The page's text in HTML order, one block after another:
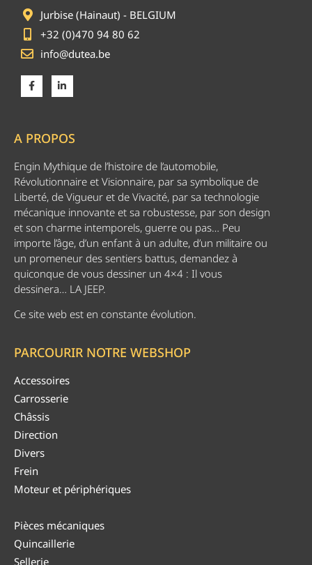
Jurbise (Hainaut) - BELGIUM
+32 (0)470 94 80 62
info@dutea.be
A PROPOS
Engin Mythique de l’histoire de l’automobile,
Révolutionnaire et Visionnaire, par sa symbolique de
Liberté, de Vigueur et de Vivacité, par sa technologie
mécanique innovante et sa robustesse, par son design
et son charme intemporels, guerre ou pas… Peu
importe l’âge, d’un enfant à un adulte, d’un militaire ou
un promeneur des sentiers battus, demandez à
quiconque de vous dessiner un 4×4 : Il vous
dessinera… LA JEEP.
Ce site web est en constante évolution.
PARCOURIR NOTRE WEBSHOP
Accessoires
Carrosserie
Châssis
Direction
Divers
Frein
Moteur et périphériques
Pièces mécaniques
Quincaillerie
Sellerie